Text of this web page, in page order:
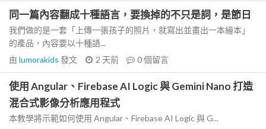
同一篇內容翻成十種語言，要換掉的不只是詞，是節日
我們做的是一套「上傳一張孩子的照片，就寫出並畫出一本繪本」
的產品，內容要以十種語...
由 lumorakids 發文 2 天前 0個留言
使用 Angular、Firebase AI Logic 與 Gemini Nano 打造
混合式影像分析應用程式
本教學將示範如何使用 Angular、Firebase AI Logic 與 G...